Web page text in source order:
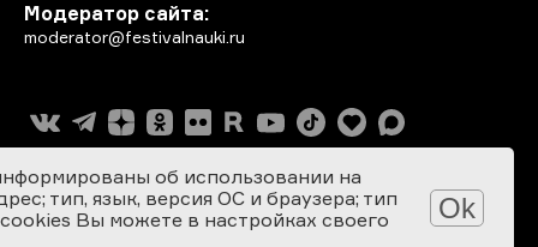
Модератор сайта:
moderator@festivalnauki.ru
об использовании на
тип, язык, версия ОС и браузера; тип
Вы можете в настройках своего
Ok